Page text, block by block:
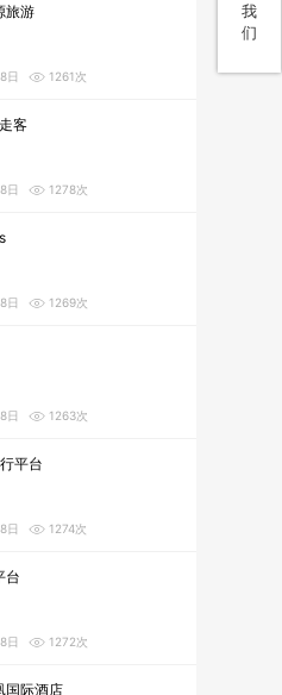
我
们
旅游
日 1261次
客
日 1278次
日 1269次
日 1263次
平台
日 1274次
台
日 1272次
国际酒店